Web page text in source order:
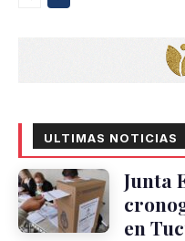
ULTIMAS NOTICIAS
Junta
en